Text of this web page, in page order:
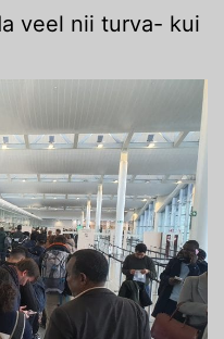
veel nii turva- kui